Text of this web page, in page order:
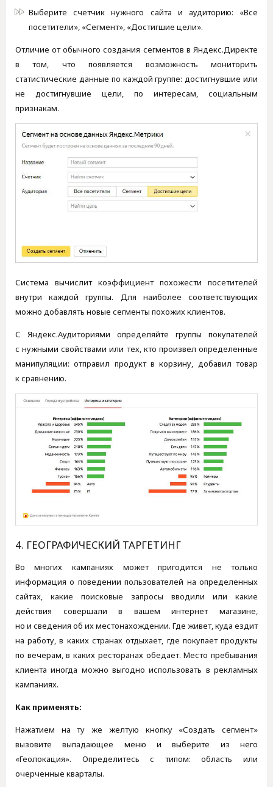
Выберите счетчик нужного сайта и аудиторию: «Все
посетители», «Сегмент», «Достигшие цели».
Отличие от обычного создания сегментов в Яндекс.Директе
в том, что появляется возможность мониторить
статистические данные по каждой группе: достигнувшие или
не достигнувшие цели, по интересам, социальным
признакам.
Система вычислит коэффициент похожести посетителей
внутри каждой группы. Для наиболее соответствующих
можно добавлять новые сегменты похожих клиентов.
С Яндекс.Аудиториями определяйте группы покупателей
с нужными свойствами или тех, кто произвел определенные
манипуляции: отправил продукт в корзину, добавил товар
к сравнению.
4. ГЕОГРАФИЧЕСКИЙ ТАРГЕТИНГ
Во многих кампаниях может пригодится не только
информация о поведении пользователей на определенных
сайтах, какие поисковые запросы вводили или какие
действия совершали в вашем интернет магазине,
но и сведения об их местонахождении. Где живет, куда ездит
на работу, в каких странах отдыхает, где покупает продукты
по вечерам, в каких ресторанах обедает. Место пребывания
клиента иногда можно выгодно использовать в рекламных
кампаниях.
Как применять:
Нажатием на ту же желтую кнопку «Создать сегмент»
вызовите выпадающее меню и выберите из него
«Геолокация». Определитесь с типом: область или
очерченные кварталы.